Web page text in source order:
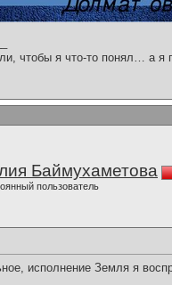
чтобы я что-то понял… а
Баймухаметова
пользователь
исполнение Земля я